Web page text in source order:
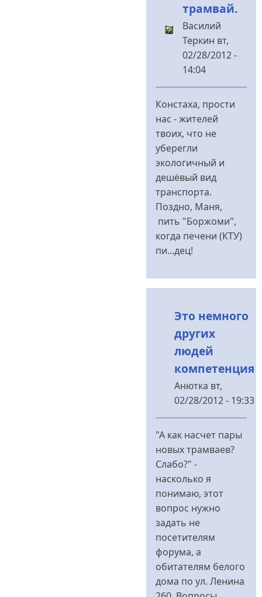
трамвай.
Василий
Теркин вт,
02/28/2012 -
14:04
У
не
від
konstaha
Констаха, прости
нас - жителей
твоих, что не
уберегли
экологичный и
дешёвый вид
транспорта.
Поздно, Маня,
пить "Боржоми",
когда печени (КТУ)
пи...дец!
Это немного
других
людей
компетенция
Анютка вт,
02/28/2012 - 19:33
У
Вы-
konstaha
"А как насчет пары
новых трамваев?
Слабо?" -
насколько я
понимаю, этот
вопрос нужно
задать не
посетителям
форума, а
обитателям белого
дома по ул. Ленина